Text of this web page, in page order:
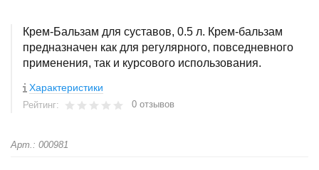
Крем-Бальзам для суставов, 0.5 л. Крем-бальзам
предназначен как для регулярного, повседневного
применения, так и курсового использования.
Характеристики
Рейтинг: 0 отзывов
Арт.: 000981